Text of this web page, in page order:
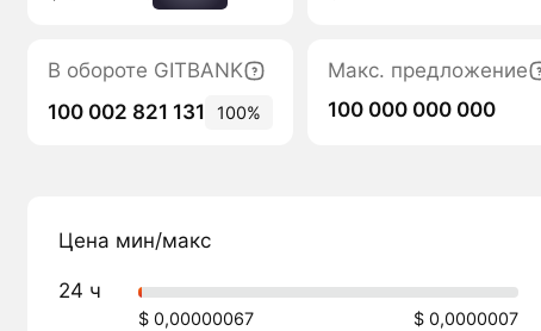
В обороте GITBANK
100 002 821 131
100%
Макс. предложение
100 000 000 000
Цена мин/макс
24 ч
$ 0,00000067 $ 0,0000007